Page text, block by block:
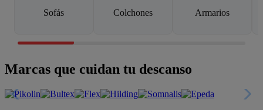
Sofás Colchones Armarios
Marcas que cuidan tu descanso